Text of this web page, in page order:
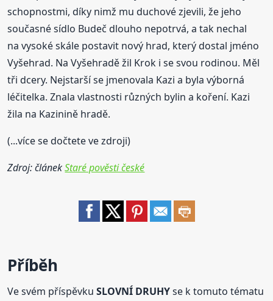
schopnostmi, díky nimž mu duchové zjevili, že jeho
současné sídlo Budeč dlouho nepotrvá, a tak nechal
na vysoké skále postavit nový hrad, který dostal jméno
Vyšehrad. Na Vyšehradě žil Krok i se svou rodinou. Měl
tři dcery. Nejstarší se jmenovala Kazi a byla výborná
léčitelka. Znala vlastnosti různých bylin a koření. Kazi
žila na Kazinině hradě.
(...více se dočtete ve zdroji)
Zdroj: článekStaré pověsti české
Příběh
Ve svém příspěvkuSLOVNÍ DRUHYse k tomuto tématu